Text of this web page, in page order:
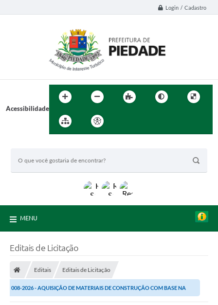
Login / Cadastro
Acessibilidade
MENU
Editais de Licitação
Editais Editais de Licitação
008-2026 - AQUISIÇÃO DE MATERIAIS DE CONSTRUÇÃO COM BASE NA